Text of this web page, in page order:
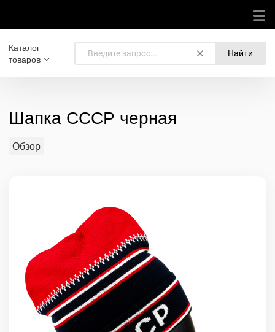
Каталог
товаров
Найти
Шапка СССР черная
Обзор